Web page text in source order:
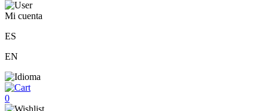
Mi cuenta
ES
EN
0